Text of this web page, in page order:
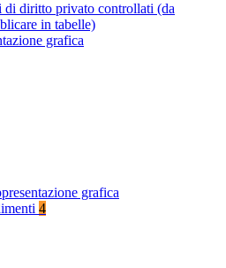
di diritto privato controllati (da
in tabelle)
grafica
grafica
4